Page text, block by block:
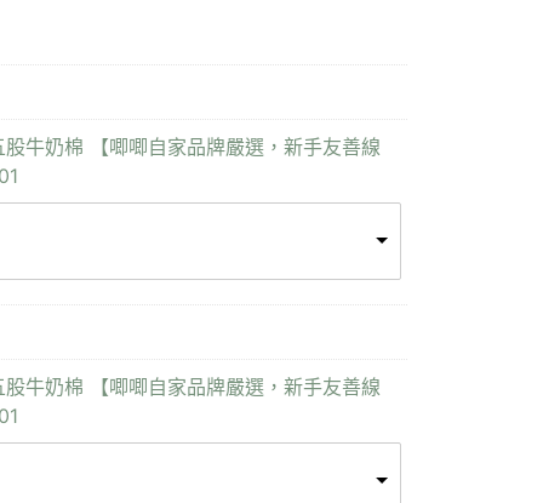
牛奶棉 【唧唧自家品牌嚴選，新手友善線
牛奶棉 【唧唧自家品牌嚴選，新手友善線